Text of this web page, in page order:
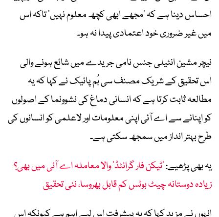
احساس دینا ہے کہ ’مجھے ابھی کچھ معلوم نہیں‘ تاکہ اس
میں غیر ضروری خود اعتمادی پیدا نہ ہو۔
نیچر مشین انٹیلی جنس نامی جریدے میں شائع ہونے والی
اس تحقیق کے شریک مصنف سی بُم پائیک نے کہا کہ یہ
مطالعہ ثابت کرتا ہے کہ انسانی دماغ کی نشوونما کے اصولوں
کو اپنانے سے اے آئی اپنی معلومات اور لاعلمی کو انسانوں کی
طرح بہتر انداز میں سمجھ سکتی ہے۔
یہ بھی پڑھیے:’ٹیکن فار گرانٹڈ‘ والا معاملہ اے آئی میں بھی؟
زیادہ دوستانہ چیٹ بوٹس کم قابل بھروسا، نئی تحقیق